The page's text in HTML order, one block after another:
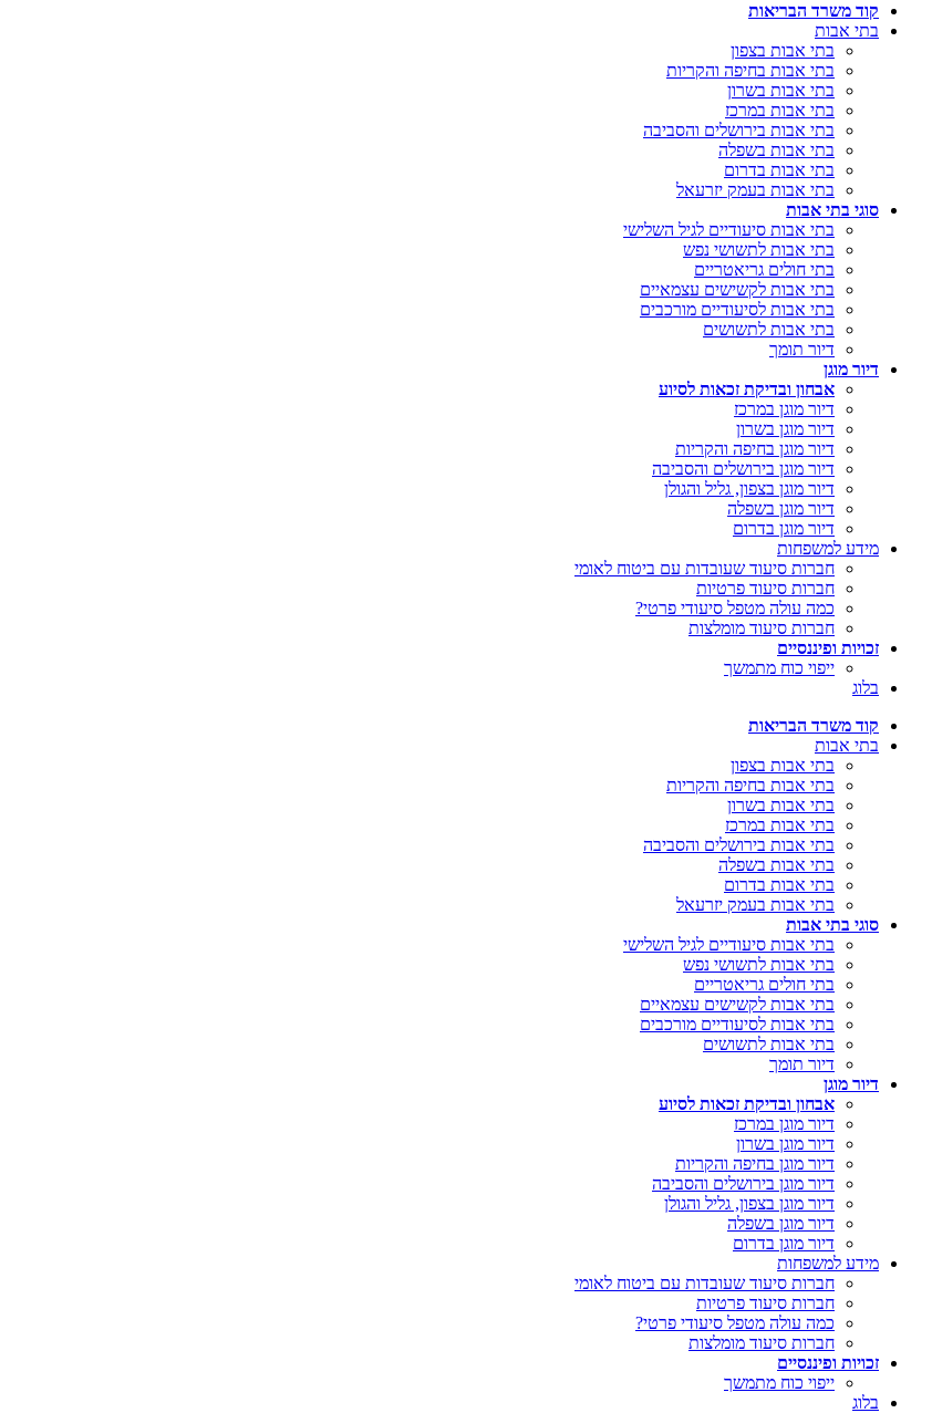
קוד משרד הבריאות
בתי אבות
בתי אבות בצפון
בתי אבות בחיפה והקריות
בתי אבות בשרון
בתי אבות במרכז
בתי אבות בירושלים והסביבה
בתי אבות בשפלה
בתי אבות בדרום
בתי אבות בעמק יזרעאל
סוגי בתי אבות
בתי אבות סיעודיים לגיל השלישי
בתי אבות לתשושי נפש
בתי חולים גריאטריים
בתי אבות לקשישים עצמאיים
בתי אבות לסיעודיים מורכבים
בתי אבות לתשושים
דיור תומך
דיור מוגן
אבחון ובדיקת זכאות לסיוע
דיור מוגן במרכז
דיור מוגן בשרון
דיור מוגן בחיפה והקריות
דיור מוגן בירושלים והסביבה
דיור מוגן בצפון, גליל והגולן
דיור מוגן בשפלה
דיור מוגן בדרום
מידע למשפחות
חברות סיעוד שעובדות עם ביטוח לאומי
חברות סיעוד פרטיות
כמה עולה מטפל סיעודי פרטי?
חברות סיעוד מומלצות
זכויות ופיננסיים
ייפוי כוח מתמשך
בלוג
קוד משרד הבריאות
בתי אבות
בתי אבות בצפון
בתי אבות בחיפה והקריות
בתי אבות בשרון
בתי אבות במרכז
בתי אבות בירושלים והסביבה
בתי אבות בשפלה
בתי אבות בדרום
בתי אבות בעמק יזרעאל
סוגי בתי אבות
בתי אבות סיעודיים לגיל השלישי
בתי אבות לתשושי נפש
בתי חולים גריאטריים
בתי אבות לקשישים עצמאיים
בתי אבות לסיעודיים מורכבים
בתי אבות לתשושים
דיור תומך
דיור מוגן
אבחון ובדיקת זכאות לסיוע
דיור מוגן במרכז
דיור מוגן בשרון
דיור מוגן בחיפה והקריות
דיור מוגן בירושלים והסביבה
דיור מוגן בצפון, גליל והגולן
דיור מוגן בשפלה
דיור מוגן בדרום
מידע למשפחות
חברות סיעוד שעובדות עם ביטוח לאומי
חברות סיעוד פרטיות
כמה עולה מטפל סיעודי פרטי?
חברות סיעוד מומלצות
זכויות ופיננסיים
ייפוי כוח מתמשך
בלוג